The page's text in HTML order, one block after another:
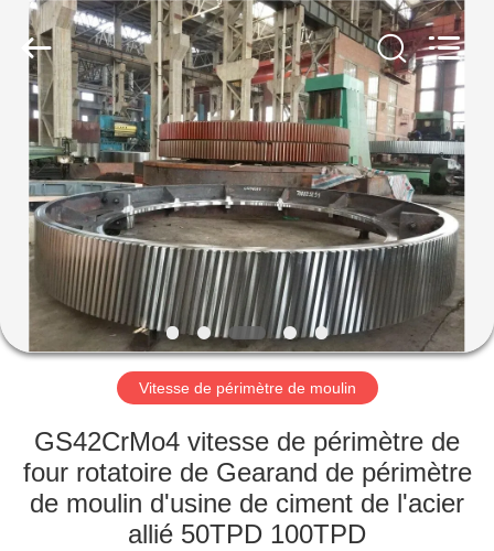
MAISON
PRODUITS
VR
SHOW
AU
DE
NOUS
Luoyang
Zhongtai
Industries
CO.,LTD.
Rights
Reserved.
Vitesse de périmètre de moulin
GS42CrMo4 vitesse de périmètre de
four rotatoire de Gearand de périmètre
de moulin d'usine de ciment de l'acier
allié 50TPD 100TPD